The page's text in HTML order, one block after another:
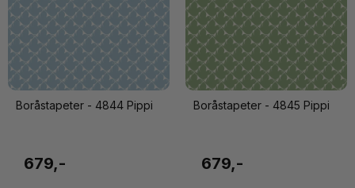
Boråstapeter - 4844 Pippi
679,-
Boråstapeter - 4845 Pippi
679,-